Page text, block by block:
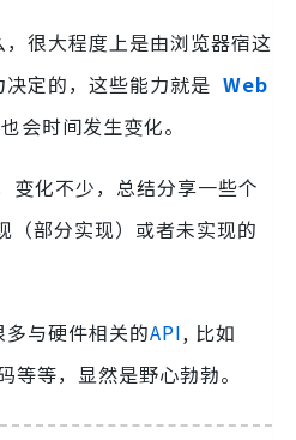
很大程度上是由浏览器宿这
定的，这些能力就是 Web
会时间发生变化。
变化不少，总结分享一些个
（部分实现）或者未实现的
与硬件相关的API, 比如
等，显然是野心勃勃。